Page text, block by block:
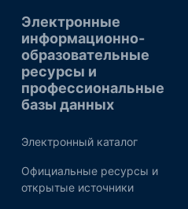
Электронные
информационно-
образовательные
ресурсы и
профессиональные
базы данных
Электронный каталог
Официальные ресурсы и
открытые источники